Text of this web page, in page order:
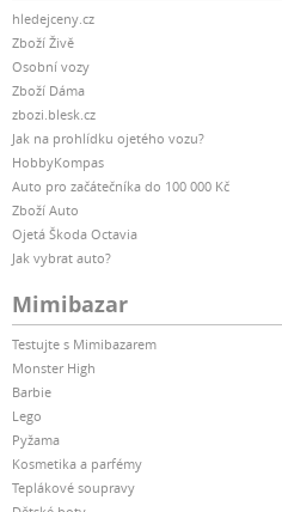
hledejceny.cz
Zboží Živě
Osobní vozy
Zboží Dáma
zbozi.blesk.cz
Jak na prohlídku ojetého vozu?
HobbyKompas
Auto pro začátečníka do 100 000 Kč
Zboží Auto
Ojetá Škoda Octavia
Jak vybrat auto?
Mimibazar
Testujte s Mimibazarem
Monster High
Barbie
Lego
Pyžama
Kosmetika a parfémy
Teplákové soupravy